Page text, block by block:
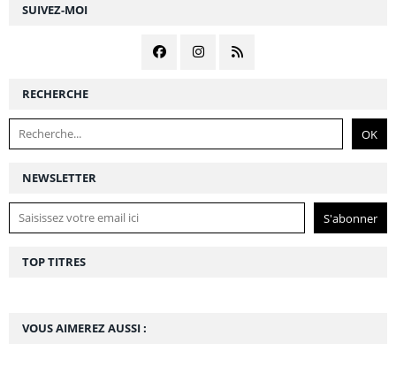
NEWSLETTER
SUIVEZ-MOI
RECHERCHE
VOUS AIMEREZ AUSSI :
TOP TITRES